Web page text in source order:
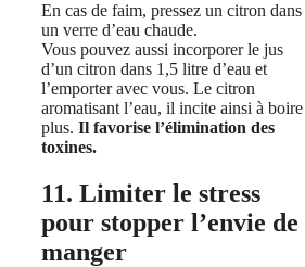
En cas de faim, pressez un citron dans
un verre d’eau chaude.
Vous pouvez aussi incorporer le jus
d’un citron dans 1,5 litre d’eau et
l’emporter avec vous. Le citron
aromatisant l’eau, il incite ainsi à boire
plus. Il favorise l’élimination des
toxines.
11. Limiter le stress
pour stopper l’envie de
manger